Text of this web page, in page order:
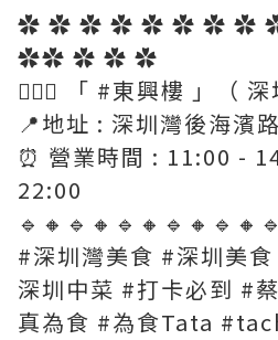
✿ ✿ ✿ ✿ ✿ ✿ ✿ ✿
✿✿ ✿ ✿ ✿
💁🏻‍♀ 「 #東興樓 」（
📍地址 : 深圳灣後海濱
⏰ 營業時間 : 11:00 -
22:00
#深圳灣美食 #深圳美
深圳中菜 #打卡必到 #
真為食 #為食Tata